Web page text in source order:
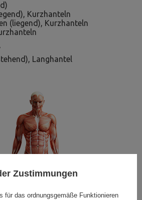
Kurzhanteln
(liegend), Kurzhanteln
Langhantel
Zustimmungen
für das ordnungsgemäße Funktionieren